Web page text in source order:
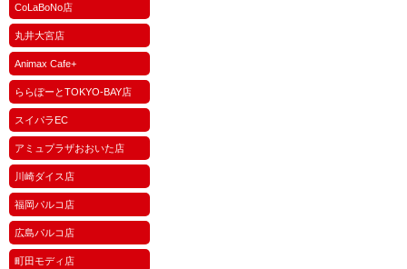
CoLaBoNo店
丸井大宮店
Animax Cafe+
ららぽーとTOKYO-BAY店
スイパラEC
アミュプラザおおいた店
川崎ダイス店
福岡パルコ店
広島パルコ店
町田モディ店